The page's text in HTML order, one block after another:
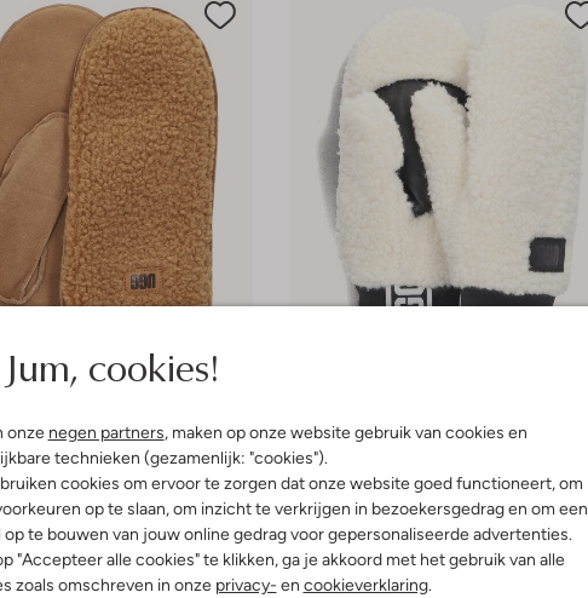
Jum, cookies!
onze negen partners, maken op onze website gebruik van cookies en
technieken (gezamenlijk: "cookies").
cookies om ervoor te zorgen dat onze website goed functioneert, om
op te slaan, om inzicht te verkrijgen in bezoekersgedrag en om een
op te bouwen van jouw online gedrag voor gepersonaliseerde advertenties.
"Accepteer alle cookies" te klikken, ga je akkoord met het gebruik van alle
zoals omschreven in onze privacy- en cookieverklaring.
44,99
-50%
Ugg
Handschoenen
€ 64,95 € 31,99
+ meer kleuren